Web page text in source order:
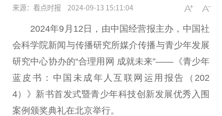
来源：看点时报 2024-09-13 15:11:04
2024年9月12日，由中国经营报主办，中国社
会科学院新闻与传播研究所媒介传播与青少年发展
研究中心协办的“合理用网 成就未来”——《青少年
蓝皮书：中国未成年人互联网运用报告（202
4）》新书首发式暨青少年科技创新发展优秀入围
案例颁奖典礼在北京举行。